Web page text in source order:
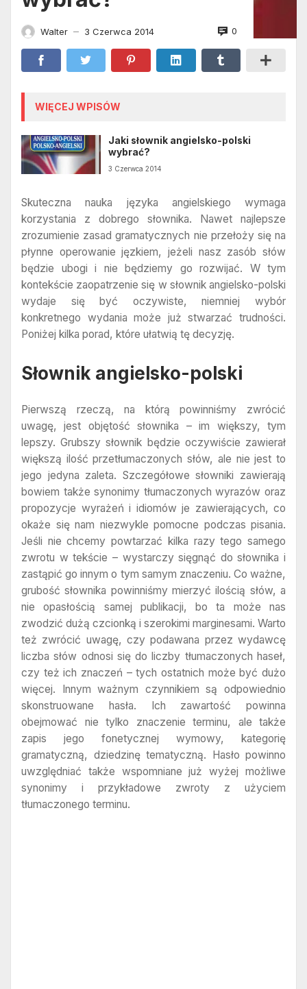
Walter — 3 Czerwca 2014 0
WIĘCEJ WPISÓW
Jaki słownik angielsko-polski
wybrać?
3 Czerwca 2014
Skuteczna nauka języka angielskiego wymaga
korzystania z dobrego słownika. Nawet najlepsze
zrozumienie zasad gramatycznych nie przełoży się na
płynne operowanie jęzkiem, jeżeli nasz zasób słów
będzie ubogi i nie będziemy go rozwijać. W tym
kontekście zaopatrzenie się w słownik angielsko-polski
wydaje się być oczywiste, niemniej wybór
konkretnego wydania może już stwarzać trudności.
Poniżej kilka porad, które ułatwią tę decyzję.
Słownik angielsko-polski
Pierwszą rzeczą, na którą powinniśmy zwrócić
uwagę, jest objętość słownika – im większy, tym
lepszy. Grubszy słownik będzie oczywiście zawierał
większą ilość przetłumaczonych słów, ale nie jest to
jego jedyna zaleta. Szczegółowe słowniki zawierają
bowiem także synonimy tłumaczonych wyrazów oraz
propozycje wyrażeń i idiomów je zawierających, co
okaże się nam niezwykle pomocne podczas pisania.
Jeśli nie chcemy powtarzać kilka razy tego samego
zwrotu w tekście – wystarczy sięgnąć do słownika i
zastąpić go innym o tym samym znaczeniu. Co ważne,
grubość słownika powinniśmy mierzyć ilością słów, a
nie opasłością samej publikacji, bo ta może nas
zwodzić dużą czcionką i szerokimi marginesami. Warto
też zwrócić uwagę, czy podawana przez wydawcę
liczba słów odnosi się do liczby tłumaczonych haseł,
czy też ich znaczeń – tych ostatnich może być dużo
więcej.
Innym ważnym czynnikiem są odpowiednio
skonstruowane hasła. Ich zawartość powinna
obejmować nie tylko znaczenie terminu, ale także
zapis jego fonetycznej wymowy, kategorię
gramatyczną, dziedzinę tematyczną. Hasło powinno
uwzględniać także wspomniane już wyżej możliwe
synonimy i przykładowe zwroty z użyciem
tłumaczonego terminu.